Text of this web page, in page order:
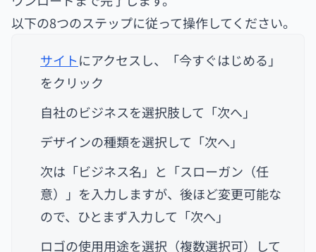
以下の8つのステップに従って操作してください。
サイトにアクセスし、「今すぐはじめる」
をクリック
自社のビジネスを選択肢して「次へ」
デザインの種類を選択して「次へ」
次は「ビジネス名」と「スローガン（任
意）」を入力しますが、後ほど変更可能な
ので、ひとまず入力して「次へ」
ロゴの使用用途を選択（複数選択可）して